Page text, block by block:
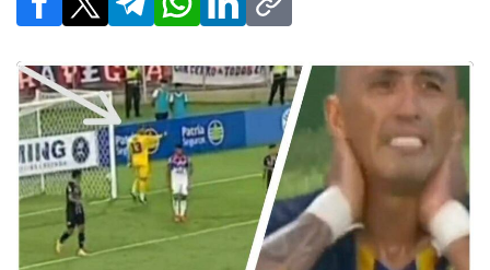
Facebook
X TelegramWhatsApp
LinkedInCopy link